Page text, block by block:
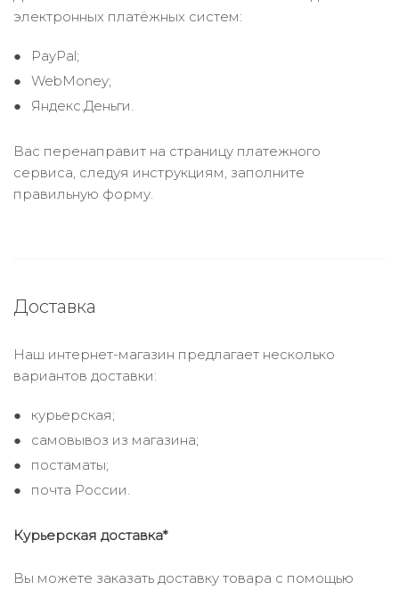
электронных платёжных систем:
PayPal;
WebMoney;
Яндекс.Деньги.
Вас перенаправит на страницу платежного
сервиса, следуя инструкциям, заполните
правильную форму.
Доставка
Наш интернет-магазин предлагает несколько
вариантов доставки:
курьерская;
самовывоз из магазина;
постаматы;
почта России.
Курьерская доставка*
Вы можете заказать доставку товара с помощью